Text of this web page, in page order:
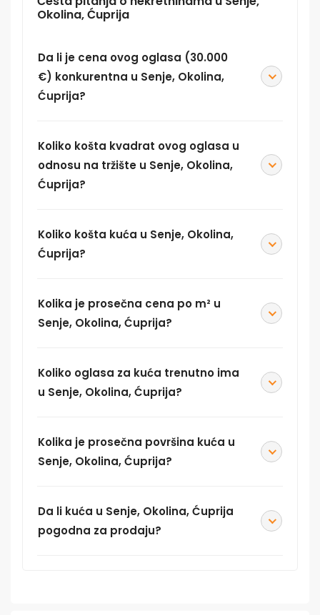
Okolina, Ćuprija
Da li je cena ovog oglasa (30.000
€) konkurentna u Senje, Okolina,
Ćuprija?
Koliko košta kvadrat ovog oglasa u
odnosu na tržište u Senje, Okolina,
Ćuprija?
Koliko košta kuća u Senje, Okolina,
Ćuprija?
Kolika je prosečna cena po m² u
Senje, Okolina, Ćuprija?
Koliko oglasa za kuća trenutno ima
u Senje, Okolina, Ćuprija?
Kolika je prosečna površina kuća u
Senje, Okolina, Ćuprija?
Da li kuća u Senje, Okolina, Ćuprija
pogodna za prodaju?